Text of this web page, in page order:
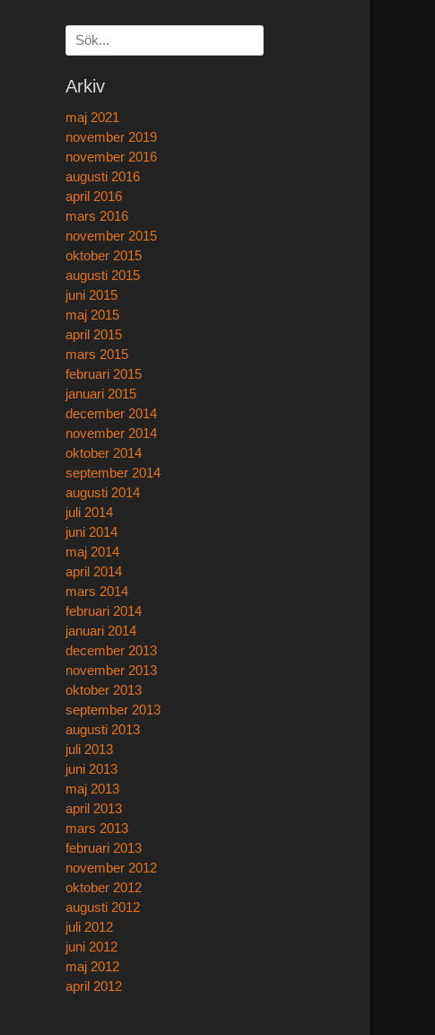
Sök
efter:
Arkiv
maj 2021
november 2019
november 2016
augusti 2016
april 2016
mars 2016
november 2015
oktober 2015
augusti 2015
juni 2015
maj 2015
april 2015
mars 2015
februari 2015
januari 2015
december 2014
november 2014
oktober 2014
september 2014
augusti 2014
juli 2014
juni 2014
maj 2014
april 2014
mars 2014
februari 2014
januari 2014
december 2013
november 2013
oktober 2013
september 2013
augusti 2013
juli 2013
juni 2013
maj 2013
april 2013
mars 2013
februari 2013
november 2012
oktober 2012
augusti 2012
juli 2012
juni 2012
maj 2012
april 2012